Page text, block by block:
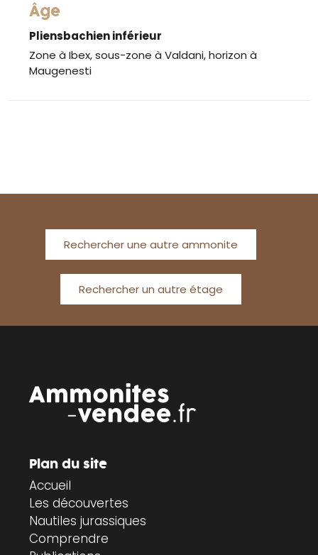
Âge
Pliensbachien inférieur
Zone à Ibex, sous-zone à Valdani, horizon à
Maugenesti
Rechercher une autre ammonite
Rechercher un autre étage
Plan du site
Accueil
Les découvertes
Nautiles jurassiques
Comprendre